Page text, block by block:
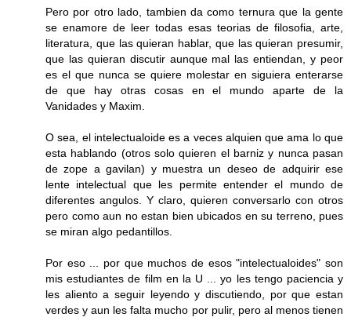
Pero por otro lado, tambien da como ternura que la gente
se enamore de leer todas esas teorias de filosofia, arte,
literatura, que las quieran hablar, que las quieran presumir,
que las quieran discutir aunque mal las entiendan, y peor
es el que nunca se quiere molestar en siguiera enterarse
de que hay otras cosas en el mundo aparte de la
Vanidades y Maxim.
O sea, el intelectualoide es a veces alquien que ama lo que
esta hablando (otros solo quieren el barniz y nunca pasan
de zope a gavilan) y muestra un deseo de adquirir ese
lente intelectual que les permite entender el mundo de
diferentes angulos. Y claro, quieren conversarlo con otros
pero como aun no estan bien ubicados en su terreno, pues
se miran algo pedantillos.
Por eso ... por que muchos de esos "intelectualoides" son
mis estudiantes de film en la U ... yo les tengo paciencia y
les aliento a seguir leyendo y discutiendo, por que estan
verdes y aun les falta mucho por pulir, pero al menos tienen